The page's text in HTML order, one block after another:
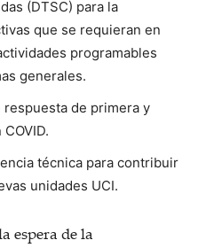
(DTSC) para la
que se requieran en
programables
generales.
de primera y
técnica para contribuir
unidades UCI.
espera de la